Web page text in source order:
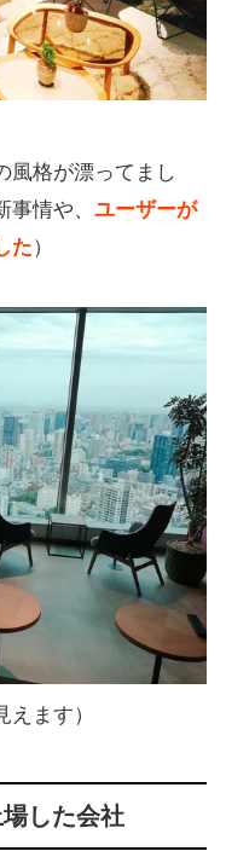
風格が漂ってまし
情や、 ユーザーが
た）
えます）
した会社